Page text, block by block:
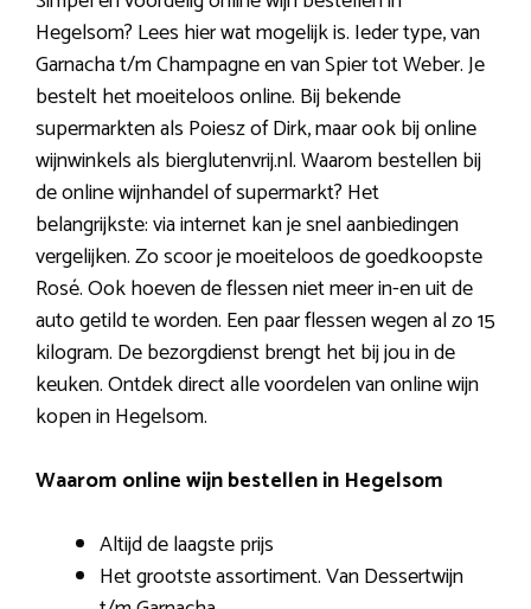
Hegelsom? Lees hier wat mogelijk is. Ieder type, van
Garnacha t/m Champagne en van Spier tot Weber. Je
bestelt het moeiteloos online. Bij bekende
supermarkten als Poiesz of Dirk, maar ook bij online
wijnwinkels als bierglutenvrij.nl. Waarom bestellen bij
de online wijnhandel of supermarkt? Het
belangrijkste: via internet kan je snel aanbiedingen
vergelijken. Zo scoor je moeiteloos de goedkoopste
Rosé. Ook hoeven de flessen niet meer in-en uit de
auto getild te worden. Een paar flessen wegen al zo 15
kilogram. De bezorgdienst brengt het bij jou in de
keuken. Ontdek direct alle voordelen van online wijn
kopen in Hegelsom.
Waarom online wijn bestellen in Hegelsom
Altijd de laagste prijs
Het grootste assortiment. Van Dessertwijn